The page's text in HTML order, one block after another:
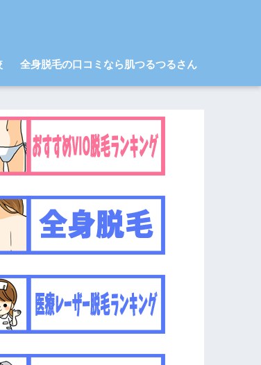
全身脱毛の口コミなら肌つるつるさん